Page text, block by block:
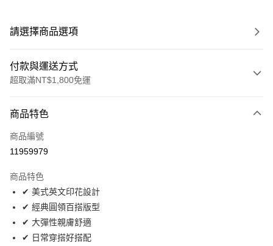
請選擇商品選項
付款與運送方式
超取滿NT$1,800免運
信用卡一次付款
超商取貨付款
Apple Pay
街口支付
悠遊付
商品特色
商品編號
11959979
商品特色
✔ 美式英文印花設計
✔ 經典圓領百搭版型
✔ 大彈性親膚舒適
✔ 日常穿搭好搭配